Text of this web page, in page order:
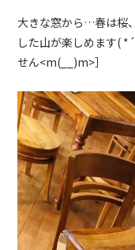
大きな窓から…春は桜
した山が楽しめます( *
せん<m(__)m>］